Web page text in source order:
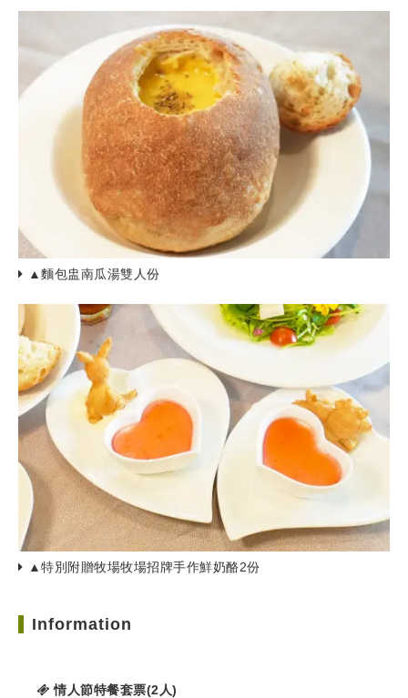
▲麵包盅南瓜湯雙人份
▲特別附贈牧場牧場招牌手作鮮奶酪2份
Information
情人節特餐套票(2人)